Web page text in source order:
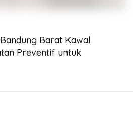
Barat Kawal
Preventif untuk